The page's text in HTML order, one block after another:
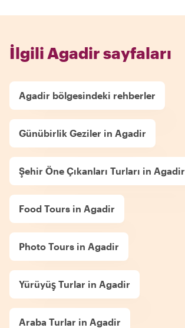
İlgili Agadir sayfaları
Agadir bölgesindeki rehberler
Günübirlik Geziler in Agadir
Şehir Öne Çıkanları Turları in Agadir
Food Tours in Agadir
Photo Tours in Agadir
Yürüyüş Turlar in Agadir
Araba Turlar in Agadir